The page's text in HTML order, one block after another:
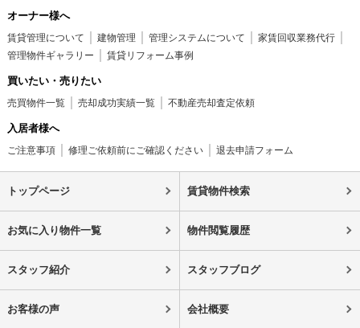
オーナー様へ
賃貸管理について 建物管理 管理システムについて
家賃回収業務代行
管理物件ギャラリー
賃貸リフォーム事例
買いたい・売りたい
売買物件一覧 売却成功実績一覧 不動産売却査定依頼
入居者様へ
ご注意事項 修理ご依頼前にご確認ください 退去申請フォーム
トップページ 賃貸物件検索
お気に入り物件一覧 物件閲覧履歴
スタッフ紹介 スタッフブログ
お客様の声 会社概要